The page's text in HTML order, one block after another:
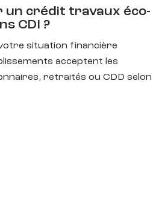
un crédit travaux éco-
CDI ?
situation financière
acceptent les
retraités ou CDD selon